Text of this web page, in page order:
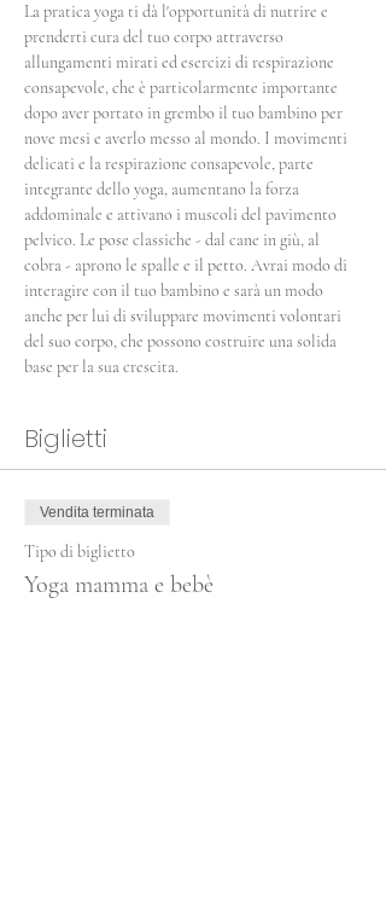
La pratica yoga ti dà l'opportunità di nutrire e
prenderti cura del tuo corpo attraverso
allungamenti mirati ed esercizi di respirazione
consapevole, che è particolarmente importante
dopo aver portato in grembo il tuo bambino per
nove mesi e averlo messo al mondo. I movimenti
delicati e la respirazione consapevole, parte
integrante dello yoga, aumentano la forza
addominale e attivano i muscoli del pavimento
pelvico. Le pose classiche - dal cane in giù, al
cobra - aprono le spalle e il petto. Avrai modo di
interagire con il tuo bambino e sarà un modo
anche per lui di sviluppare movimenti volontari
del suo corpo, che possono costruire una solida
base per la sua crescita.
Biglietti
Vendita terminata
Tipo di biglietto
Yoga mamma e bebè